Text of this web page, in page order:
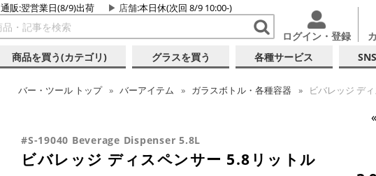
通販:翌営業日(8/9)出荷 店舗:本日休(次回 8/9 10:00-)
ログイン・登録
商品を買う(カテゴリ) グラスを買う 各種サービス
バー・ツール トップ バーアイテム ガラスボトル・各種容器 ビバレッジ デ
#S-19040 Beverage Dispenser 5.8L
ビバレッジ ディスペンサー 5.8リットル